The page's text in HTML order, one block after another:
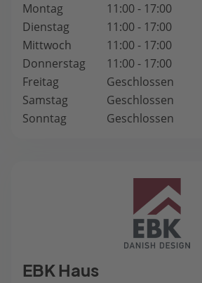
Montag
11:00 - 17:00
Dienstag
11:00 - 17:00
Mittwoch
11:00 - 17:00
Donnerstag
11:00 - 17:00
Freitag
Geschlossen
Samstag
Geschlossen
Sonntag
Geschlossen
EBK Haus